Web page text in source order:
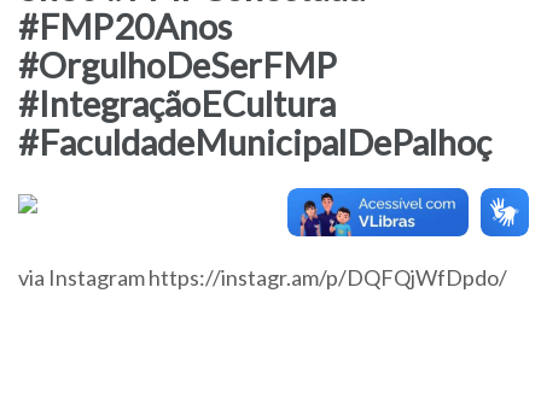
#FMP20Anos
#OrgulhoDeSerFMP
#IntegraçãoECultura
#FaculdadeMunicipalDePalhoç
via Instagram https://instagr.am/p/DQFQjWfDpdo/